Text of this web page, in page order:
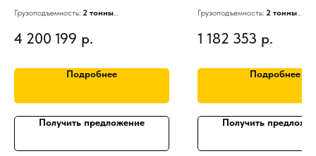
Lux СИДЯ (LIT-ION
48V/600Ah) -
Грузоподъемность: 2 тонны
АКБ:Литий-ионный
4 200 199 р.
Подробнее
Получить предложение
пантографом,
дуплекс EPS
Грузоподъемность: 2 тонны
АКБ:Свинцово-кислотная
1 182 353 р.
Подробнее
Получить